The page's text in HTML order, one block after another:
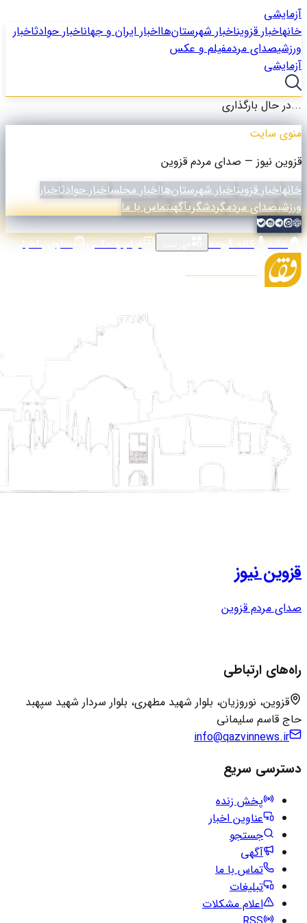
آزمایشی
خانهاخبار قزویناخبار شهرستان‌هااخبار ایران و جهاناخبار حوادثاخبار
ورزشیصدای مردمفیلم و عکس
آزمایشی
در حال بارگذاری...
منوی سایت
قزوین نیوز — صدای مردم قزوین
خانهاخبار قزویناخبار شهرستان‌هااخبار مجلساخبار حوادثاخبار
ورزشیصدای مردمگردشگریآگهیتماس با ما
خانه کافه گیومه فیلم و عکس عناوین اخبار
قزوین نیوز
صدای مردم قزوین
راه‌های ارتباطی
قزوین، نوروزیان، بلوار شهید مطهری، بلوار سردار شهید سپهبد
حاج قاسم سلیمانی
info@qazvinnews.ir
دسترسی سریع
پخش زنده
عناوین اخبار
جستجو
آگهی
تماس با ما
تبلیغات
اعلام مشکلات